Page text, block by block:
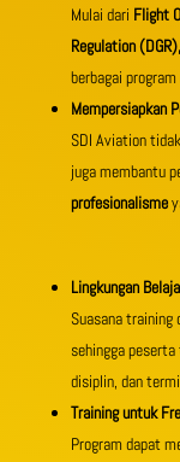
Mulai dari Flight
Regulation
berbagai
Mempersiapkan
SDI Aviation
juga membantu
profesionalisme
Lingkungan
Suasana training
sehingga
disiplin, dan
Training untuk
Program dapat